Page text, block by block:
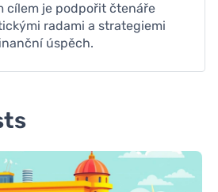
cílem je podpořit čtenáře
radami a strategiemi
úspěch.